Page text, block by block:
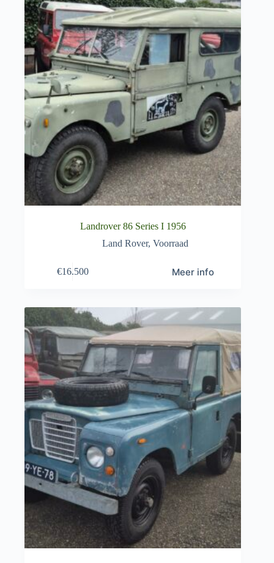
Landrover 86 Series I 1956
Land Rover, Voorraad
€16.500 Meer info